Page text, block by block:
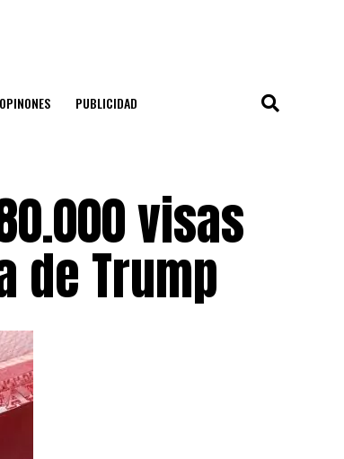
OPINONES PUBLICIDAD
visas
Trump